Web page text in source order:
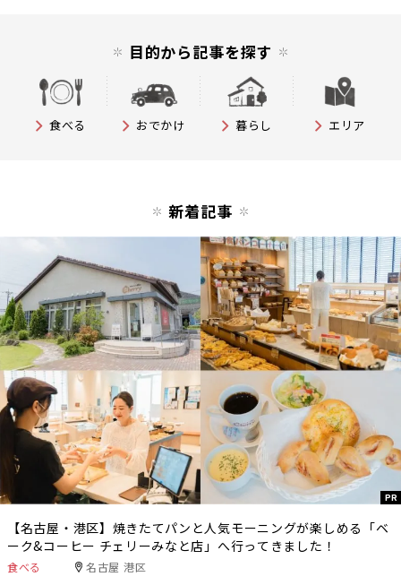
目的から記事を探す
食べる おでかけ 暮らし エリア
新着記事
PR
【名古屋・港区】焼きたてパンと人気モーニングが楽しめる「ベ
ーク&コーヒー チェリーみなと店」へ行ってきました！
食べる 名古屋 港区